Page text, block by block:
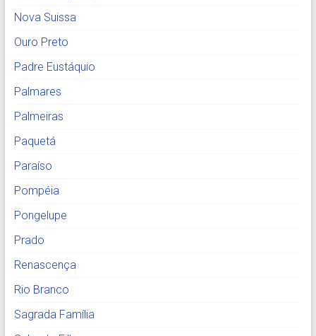
Nova Suissa
Ouro Preto
Padre Eustáquio
Palmares
Palmeiras
Paquetá
Paraíso
Pompéia
Pongelupe
Prado
Renascença
Rio Branco
Sagrada Família